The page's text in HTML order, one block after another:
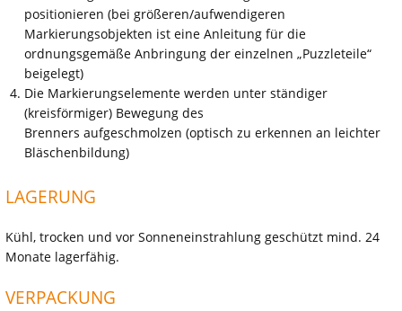
positionieren (bei größeren/aufwendigeren
Markierungsobjekten ist eine Anleitung für die
ordnungsgemäße Anbringung der einzelnen „Puzzleteile“
beigelegt)
Die Markierungselemente werden unter ständiger
(kreisförmiger) Bewegung des
Brenners aufgeschmolzen (optisch zu erkennen an leichter
Bläschenbildung)
LAGERUNG
Kühl, trocken und vor Sonneneinstrahlung geschützt mind. 24
Monate lagerfähig.
VERPACKUNG